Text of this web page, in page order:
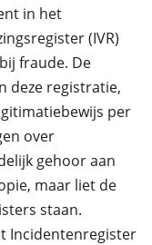
in het
(IVR)
fraude. De
deze registratie,
per
over
gehoor aan
maar liet de
staan.
Incidentenregister